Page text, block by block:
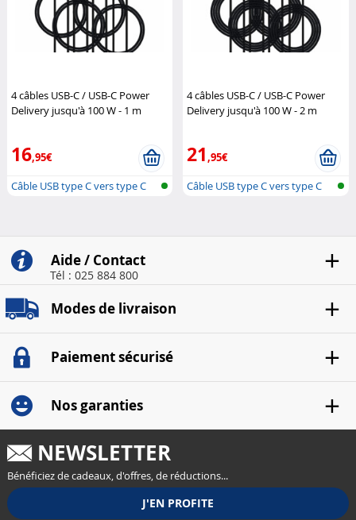
4 câbles USB-C / USB-C Power
Delivery jusqu'à 100 W - 1 m
16,95€
Câble USB type C vers type C
4 câbles USB-C / USB-C Power
Delivery jusqu'à 100 W - 2 m
21,95€
Câble USB type C vers type C
Aide / Contact
Tél : 025 884 800
Modes de livraison
Paiement sécurisé
Nos garanties
NEWSLETTER
Bénéficiez de cadeaux, d'offres, de réductions...